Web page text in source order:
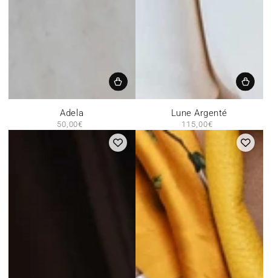
Adela
Prix
50,00€
Lune Argenté
Prix
normal
115,00€